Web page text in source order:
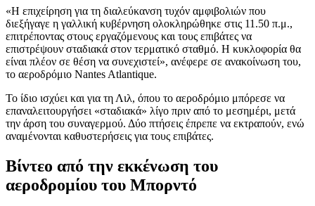
«Η επιχείρηση για τη διαλεύκανση τυχόν αμφιβολιών που
διεξήγαγε η γαλλική κυβέρνηση ολοκληρώθηκε στις 11.50 π.μ.,
επιτρέποντας στους εργαζόμενους και τους επιβάτες να
επιστρέψουν σταδιακά στον τερματικό σταθμό. Η κυκλοφορία θα
είναι πλέον σε θέση να συνεχιστεί», ανέφερε σε ανακοίνωση του,
το αεροδρόμιο Nantes Atlantique.
Το ίδιο ισχύει και για τη Λιλ, όπου το αεροδρόμιο μπόρεσε να
επαναλειτουργήσει «σταδιακά» λίγο πριν από το μεσημέρι, μετά
την άρση του συναγερμού. Δύο πτήσεις έπρεπε να εκτραπούν, ενώ
αναμένονται καθυστερήσεις για τους επιβάτες.
Βίντεο από την εκκένωση του
αεροδρομίου του Μπορντό